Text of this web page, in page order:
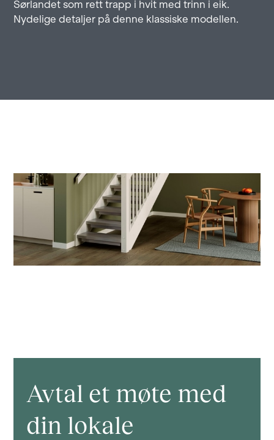
Sørlandet som rett trapp i hvit med trinn i eik.
Nydelige detaljer på denne klassiske modellen.
Avtal et møte med
din lokale